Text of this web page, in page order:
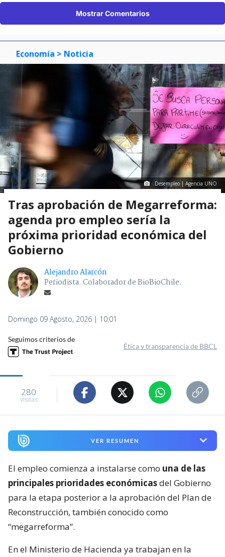
Mostrar Comentarios
Economía > Noticia
Desempleo | Agencia UNO
Tras aprobación de Megarreforma:
agenda pro empleo sería la
próxima prioridad económica del
Gobierno
Alejandro Alarcón
Periodista. Colaborador de BioBioChile.
Domingo 09 Agosto, 2026 | 10:01
Seguimos criterios de
Ética y transparencia de BBCL
280
visitas
VER RESUMEN
El empleo comienza a instalarse como una de las
principales prioridades económicasdel Gobierno
para la etapa posterior a la aprobación del Plan de
Reconstrucción, también conocido como
“megarreforma”.
En el Ministerio de Hacienda ya trabajan en la